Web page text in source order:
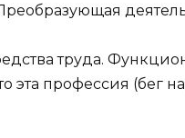
труда.
эта профессия (бег